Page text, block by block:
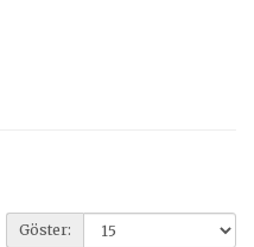
Göster: